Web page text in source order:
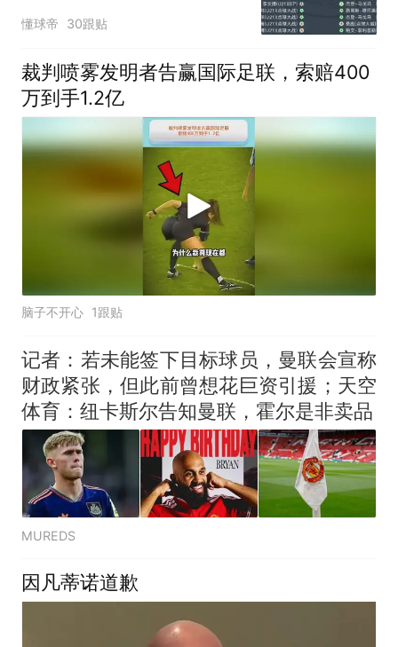
绝平+失点
懂球帝 30跟贴
裁判喷雾发明者告赢国际足联，索赔400
万到手1.2亿
脑子不开心 1跟贴
记者：若未能签下目标球员，曼联会宣称
财政紧张，但此前曾想花巨资引援；天空
体育：纽卡斯尔告知曼联，霍尔是非卖品
MUREDS
因凡蒂诺道歉